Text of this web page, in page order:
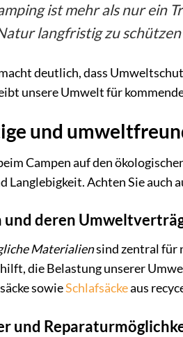
ist mehr als nur ein
langfristig zu
deutlich, dass
unsere Umwelt für
und
Campen auf den
Langlebigkeit. Achten Sie auch
deren
Materialiensind zentral für
die Belastung unserer
sowieSchlafsäckeaus
und